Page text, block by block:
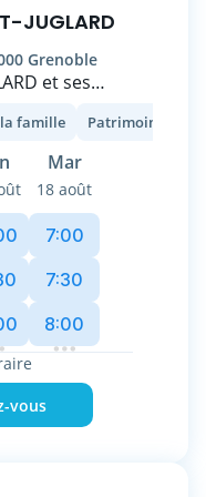
JUGLARD
Grenoble
et ses
à Grenoble pour
domaines
nous sommes
divers
diverses,
famille Patrimoine et
Mar
18 août
7:00
7:30
8:00
vous